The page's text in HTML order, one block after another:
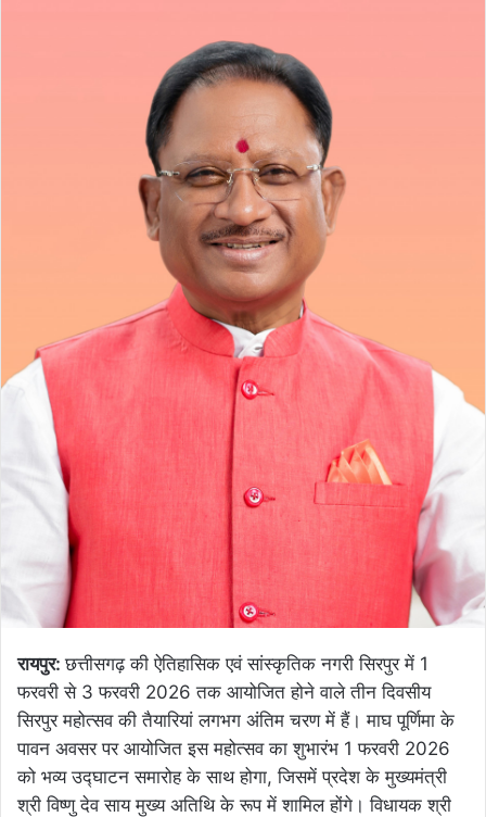
रायपुर:छत्तीसगढ़ की ऐतिहासिक एवं सांस्कृतिक नगरी सिरपुर में 1
फरवरी से 3 फरवरी 2026 तक आयोजित होने वाले तीन दिवसीय
सिरपुर महोत्सव की तैयारियां लगभग अंतिम चरण में हैं। माघ पूर्णिमा के
पावन अवसर पर आयोजित इस महोत्सव का शुभारंभ 1 फरवरी 2026
को भव्य उद्घाटन समारोह के साथ होगा, जिसमें प्रदेश के मुख्यमंत्री
श्री विष्णु देव साय मुख्य अतिथि के रूप में शामिल होंगे। विधायक श्री